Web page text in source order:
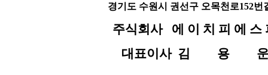
경기도 수원시 권선구 오목천로152번
주식회사
에 이 치 피 에 스
대표이사 김 용